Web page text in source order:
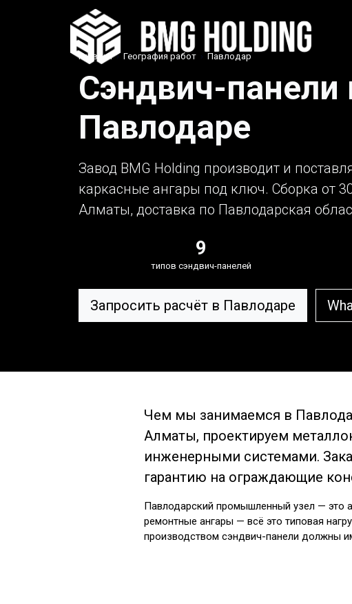
Главная › География работ › Павлодар
Сэндвич-панели
Павлодаре
Завод BMG Holding производит и
каркасные ангары под ключ. Сборка от
Алматы, доставка по Павлодарская
9
типов сэндвич-панелей
Запросить расчёт в Павлодаре
Чем мы занимаемся в
Алматы, проектируем
инженерными системами.
гарантию на ограждающие
Павлодарский промышленный узел — это
ремонтные ангары — всё это типовая
производством сэндвич-панели должны